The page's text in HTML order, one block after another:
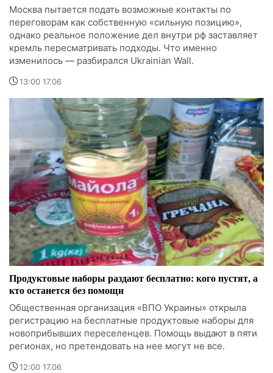
Москва пытается подать возможные контакты по
переговорам как собственную «сильную позицию»,
однако реальное положение дел внутри рф заставляет
кремль пересматривать подходы. Что именно
изменилось — разбирался Ukrainian Wall.
13:00 17.06
Продуктовые наборы раздают бесплатно: кого пустят, а
кто останется без помощи
Общественная организация «ВПО Украины» открыла
регистрацию на бесплатные продуктовые наборы для
новоприбывших переселенцев. Помощь выдают в пяти
регионах, но претендовать на нее могут не все.
12:00 17.06